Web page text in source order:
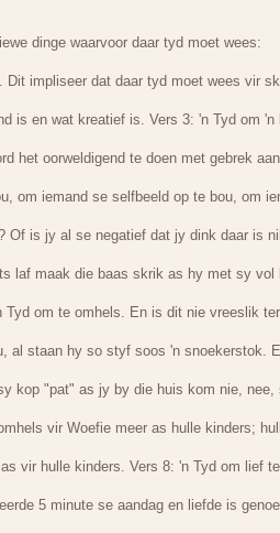
dinge waarvoor daar tyd moet wees:
Dit impliseer dat daar tyd moet wees vir
is en wat kreatief is. Vers 3: 'n Tyd om
het oorweldigend te doen met gebrek
om iemand se selfbeeld op te bou, om
Of is jy al se negatief dat jy dink daar is
laf maak die baas skrik as hy met sy
Tyd om te omhels. En is dit nie vreeslik
al staan hy so styf soos 'n snoekerstok.
kop "pat" as jy by die huis kom nie,
vir Woefie meer as hulle kinders;
vir hulle kinders. Vers 8: 'n Tyd om lief
5 minute se aandag en liefde is